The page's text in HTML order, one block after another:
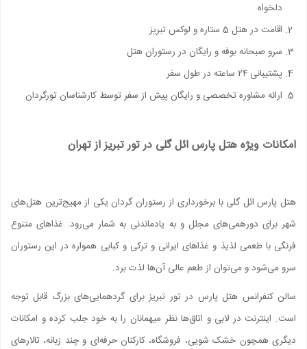
دلخواه
اقامت در هتل 5 ستاره و لوکس تبریز
سرو صبحانه بوفه و رایگان در رستوران هتل
پشتیبانی ۲۴ ساعته در طول سفر
ارائه مشاوره تخصصی و رایگان پیش از سفر توسط کارشناسان تورگردان
امکانات ویژه هتل پارس ائل گلی در تور تبریز از تهران
هتل پارس ائل گلی با برخورداری از رستوران گردان یکی از مهیج‌ترین هتل‌های
شهر برای دورهمی‌های مجلل و به یادماندنی به شمار می‌رود. غذاهای متنوع
فرنگی با طعمی لذیذ و غذاهای ایرانی و ترکی و کبابی همواره در این رستوران
سرو می‌شود و می‌توان از طعم عالی آن‌ها لذت برد.
سالن کنفرانس هتل پارس در تور تبریز برای گردهمایی‌های بزرگ قابل توجه
است. اینترنت در لابی و اتاق‌ها نظر میهمانان را به خود جلب کرده و امکانات
دیگری همچون خشک شویی، فروشگاه، کارکنان حرفه‌ای و چند زبانه، تالارهای